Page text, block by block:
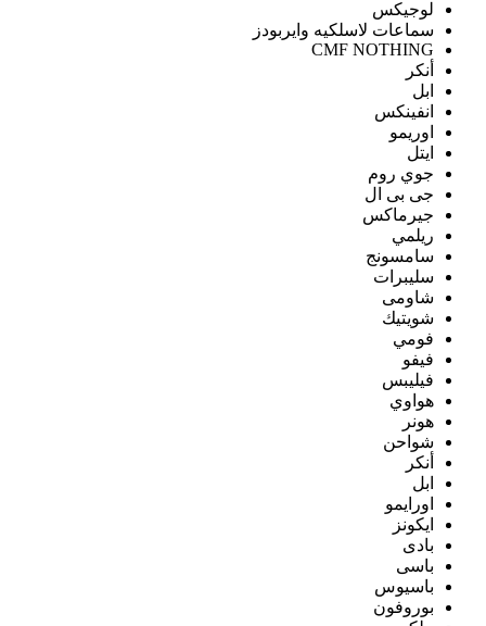
لوجيكس
سماعات لاسلكيه وايربودز
CMF NOTHING
أنكر
ابل
انفينكس
اوريمو
ايتل
جوي روم
جى بى ال
جيرماكس
ريلمي
سامسونج
سليبرات
شاومى
شويتيك
فومي
فيفو
فيليبس
هواوي
هونر
شواحن
أنكر
ابل
اورايمو
ايكونز
بادى
باسى
باسيوس
بوروفون